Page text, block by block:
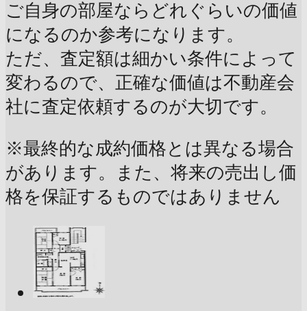
ご自身の部屋ならどれぐらいの価値
になるのか参考になります。
ただ、査定額は細かい条件によって
変わるので、正確な価値は不動産会
社に査定依頼するのが大切です。
※最終的な成約価格とは異なる場合
があります。また、将来の売出し価
格を保証するものではありません